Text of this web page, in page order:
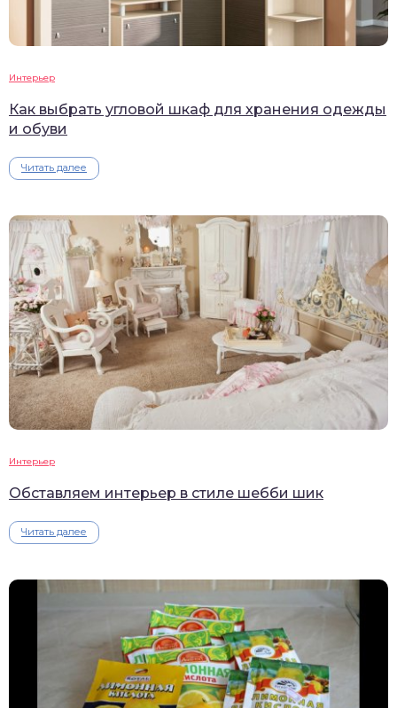
Интерьер
Как выбрать угловой шкаф для хранения одежды
и обуви
Читать далее
Интерьер
Обставляем интерьер в стиле шебби шик
Читать далее